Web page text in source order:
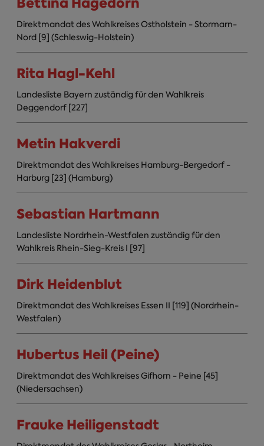
Direktmandat des Wahlkreises Ostholstein - Stormarn-
Nord [9] (Schleswig-Holstein)
Rita Hagl-Kehl
Landesliste Bayern zuständig für den Wahlkreis
Deggendorf [227]
Metin Hakverdi
Direktmandat des Wahlkreises Hamburg-Bergedorf -
Harburg [23] (Hamburg)
Sebastian Hartmann
Landesliste Nordrhein-Westfalen zuständig für den
Wahlkreis Rhein-Sieg-Kreis I [97]
Dirk Heidenblut
Direktmandat des Wahlkreises Essen II [119] (Nordrhein-
Westfalen)
Hubertus Heil (Peine)
Direktmandat des Wahlkreises Gifhorn - Peine [45]
(Niedersachsen)
Frauke Heiligenstadt